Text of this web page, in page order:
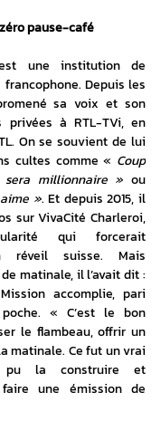
pause-café
une institution de
Depuis les
sa voix et son
privées à RTL-TVi, en
On se souvient de lui
cultes comme « Coup
sera millionnaire » ou
». Et depuis 2015, il
sur VivaCité Charleroi,
qui forcerait
réveil suisse. Mais
matinale, il l’avait dit :
accomplie, pari
« C’est le bon
le flambeau, offrir un
matinale. Ce fut un vrai
pu la construire et
une émission de